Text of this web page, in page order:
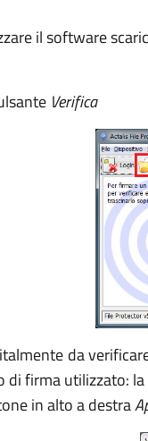
il software
Verifica
da
firma utilizzato:
in alto a destra